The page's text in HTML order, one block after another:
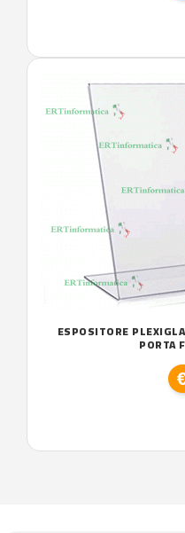
ESPOSITORE
PORTA